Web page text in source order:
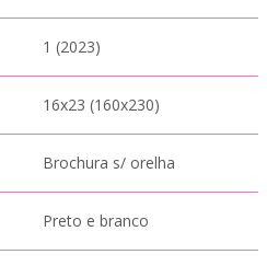
1 (2023)
16x23 (160x230)
Brochura s/ orelha
Preto e branco